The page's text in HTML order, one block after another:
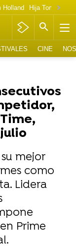
Holland Hija Tom
CINE
mejor
como
Lidera
Prime